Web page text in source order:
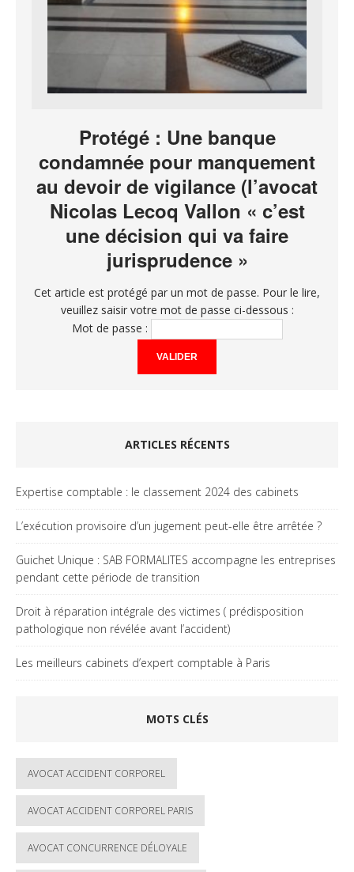
Protégé : Une banque
condamnée pour manquement
au devoir de vigilance (l’avocat
Nicolas Lecoq Vallon « c’est
une décision qui va faire
jurisprudence »
Cet article est protégé par un mot de passe. Pour le lire,
veuillez saisir votre mot de passe ci-dessous :
Mot de passe :
ARTICLES RÉCENTS
Expertise comptable : le classement 2024 des cabinets
L’exécution provisoire d’un jugement peut-elle être arrêtée ?
Guichet Unique : SAB FORMALITES accompagne les entreprises
pendant cette période de transition
Droit à réparation intégrale des victimes ( prédisposition
pathologique non révélée avant l’accident)
Les meilleurs cabinets d’expert comptable à Paris
MOTS CLÉS
AVOCAT ACCIDENT CORPOREL
AVOCAT ACCIDENT CORPOREL PARIS
AVOCAT CONCURRENCE DÉLOYALE